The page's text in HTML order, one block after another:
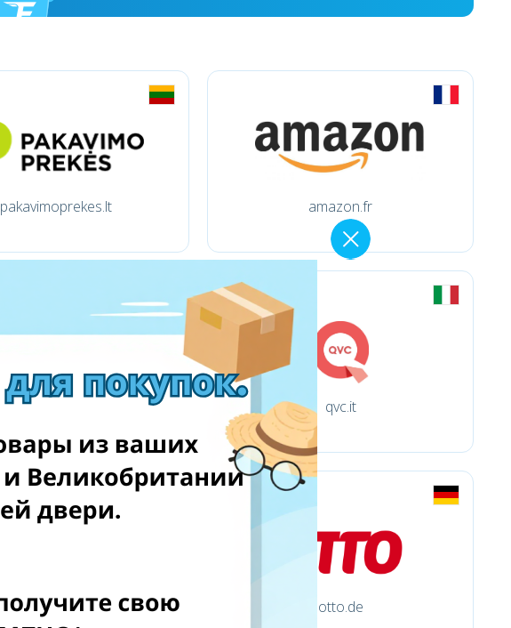
pakavimoprekes.lt amazon.fr
Allegro.pl qvc.it
tchibo.de otto.de